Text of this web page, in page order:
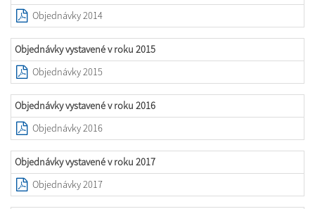
Objednávky 2014
Objednávky vystavené v roku 2015
Objednávky 2015
Objednávky vystavené v roku 2016
Objednávky 2016
Objednávky vystavené v roku 2017
Objednávky 2017